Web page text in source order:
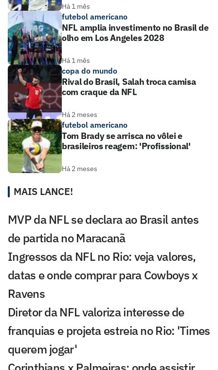
Há 1 mês
futebol americano
NFL amplia investimento no Brasil de
olho em Los Angeles 2028
Há 1 mês
copa do mundo
Rival do Brasil, Salah troca camisa
com craque da NFL
Há 2 meses
futebol americano
Tom Brady se arrisca no vôlei e
brasileiros reagem: 'Profissional'
Há 2 meses
MAIS LANCE!
MVP da NFL se declara ao Brasil antes
de partida no Maracanã
Ingressos da NFL no Rio: veja valores,
datas e onde comprar para Cowboys x
Ravens
Diretor da NFL valoriza interesse de
franquias e projeta estreia no Rio: 'Times
querem jogar'